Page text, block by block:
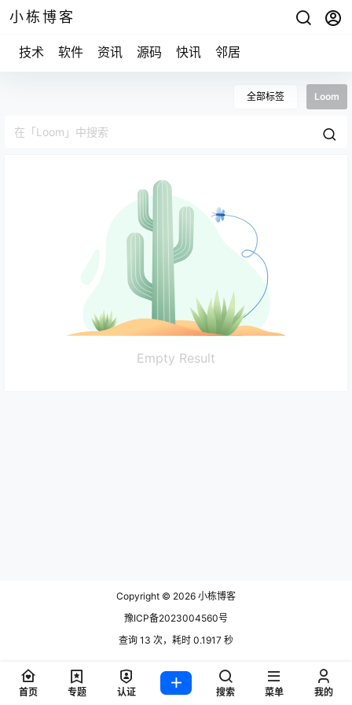
小栋博客
技术 软件 资讯 源码 快讯 邻居
全部标签 Loom
Empty Result
Copyright © 2026 小栋博客
豫ICP备2023004560号
查询 13 次，耗时 0.1917 秒
首页 专题 认证 搜索 菜单 我的